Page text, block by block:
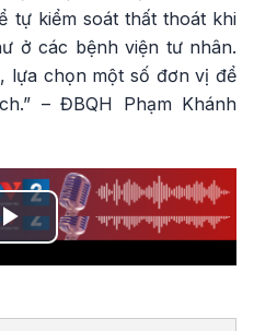
tự kiểm soát thất thoát khi
ở các bệnh viện tư nhân.
lựa chọn một số đơn vị để
– ĐBQH Phạm Khánh
Play